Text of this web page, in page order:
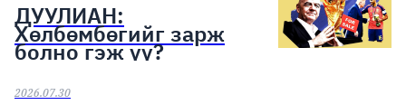
ДУУЛИАН:
Хөлбөмбөгийг зарж
болно гэж үү?
2026.07.30